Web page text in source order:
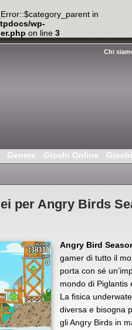
in
wp-
on line 3
Chi
Genere Giochi Online
per Angry Birds
Angry Bird
gamer di tutto il
porta con sé
mondo di Piglantis
La fisica
diversa e bisogna
gli Angry Birds in